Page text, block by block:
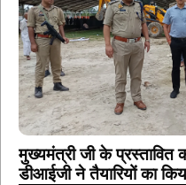
मुख्यमंत्री जी के प्रस्तावित
डीआईजी ने तैयारियों का